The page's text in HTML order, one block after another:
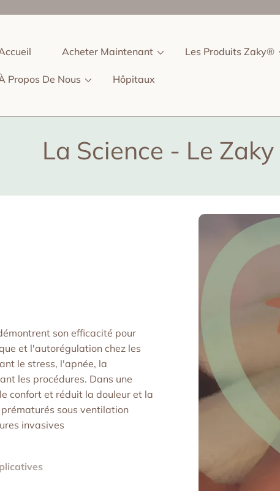
Acheter Maintenant Les Produits Zaky®
Propos De Nous Hôpitaux
La Science - Le
son efficacité pour
et l'autorégulation chez les
le stress, l'apnée, la
les procédures. Dans une
confort et réduit la douleur et la
sous ventilation
invasives